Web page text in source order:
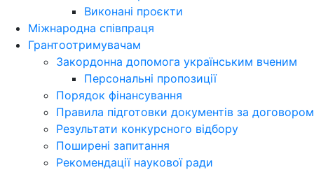
Виконані проєкти
Міжнародна співпраця
Грантоотримувачам
Закордонна допомога українським вченим
Персональні пропозиції
Порядок фінансування
Правила підготовки документів за договором
Результати конкурсного відбору
Поширені запитання
Рекомендації наукової ради